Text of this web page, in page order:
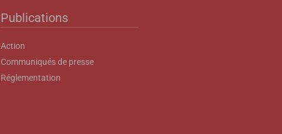
Publications
Action
Communiqués de presse
Réglementation